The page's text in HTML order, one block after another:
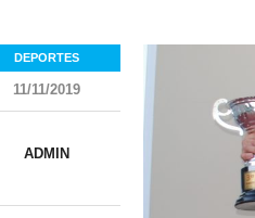
DEPORTES
11/11/2019
ADMIN